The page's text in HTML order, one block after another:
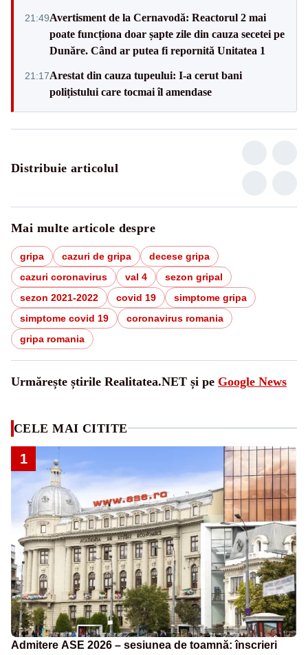
21:49Avertisment de la Cernavodă: Reactorul 2 mai
poate funcționa doar șapte zile din cauza secetei pe
Dunăre. Când ar putea fi repornită Unitatea 1
21:17Arestat din cauza tupeului: I-a cerut bani
polițistului care tocmai îl amendase
Distribuie articolul
Mai multe articole despre
gripa cazuri de gripa
decese gripa
cazuri coronavirus
val 4
sezon gripal
sezon 2021-2022
covid 19
simptome gripa
simptome covid 19
coronavirus romania
gripa romania
Urmărește știrile Realitatea.NET și pe Google News
CELE MAI CITITE
1
Admitere ASE 2026 – sesiunea de toamnă: înscrieri